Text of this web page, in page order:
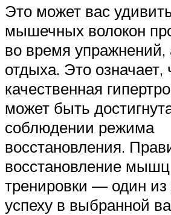
Это может вас
мышечных волокон
во время упражнений,
отдыха. Это означает,
качественная
может быть
соблюдении режима
восстановления.
восстановление
тренировки — один из
успеху в выбранной